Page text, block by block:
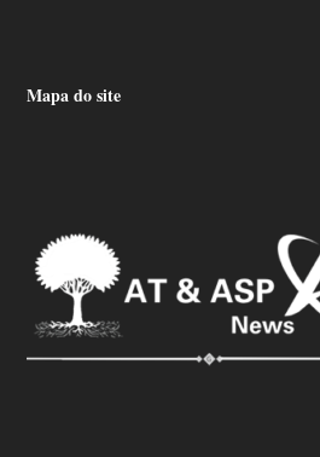
Mapa do site